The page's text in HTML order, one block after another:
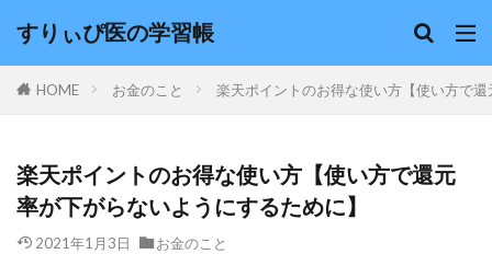
すりぃぴ医の学習帳
HOME お金のこと 楽天ポイントのお得な使い方【使い方で
楽天ポイントのお得な使い方【使い方で還元
率が下がらないようにするために】
2021年1月3日 お金のこと
カテゴリー